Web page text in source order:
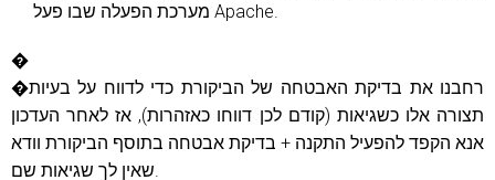
מערכת הפעלה שבו פעל Apache.
�
�רחבנו את בדיקת האבטחה של הביקורת כדי לדווח על בעיות
תצורה אלו כשגיאות (קודם לכן דווחו כאזהרות), אז לאחר העדכון
אנא הקפד להפעיל התקנה + בדיקת אבטחה בתוסף הביקורת וודא
שאין לך שגיאות שם.